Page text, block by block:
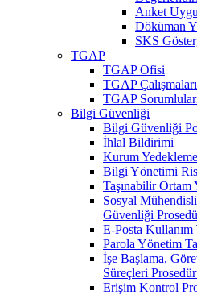
Anket
Döküman
SKS
TGAP
TGAP Ofisi
TGAP Çalışmaları
TGAP
Bilgi Güvenliği
Bilgi Güvenliği
İhlal Bildirimi
Kurum
Bilgi Yönetimi
Taşınabilir Ortam
Sosyal
Güvenliği
E-Posta Kullanım
Parola Yönetim
İşe Başlama,
Süreçleri
Erişim Kontrol